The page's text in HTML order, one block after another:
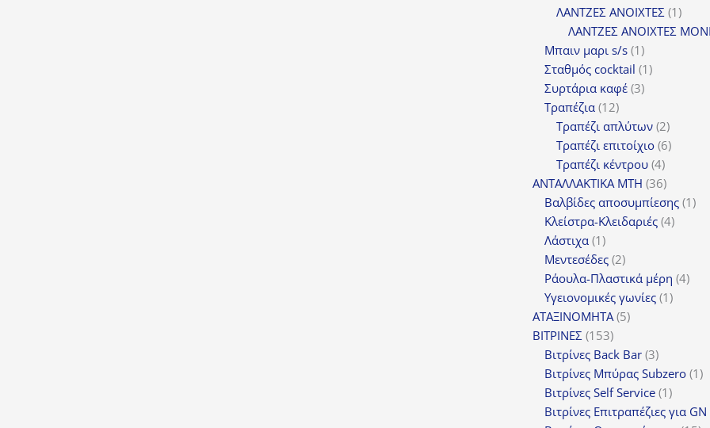
προϊόν
ΛΑΝΤΖΕΣ ΑΝΟΙΧΤΕΣ 11
ΛΑΝΤΖΕΣ ΑΝΟΙΧΤΕΣ
Μπαιν μαρι s/s 11
προϊόν
Σταθμός cocktail 11
Συρτάρια καφέ 33
Τραπέζια 1212
προϊόντα
Τραπέζι απλύτων 22
προϊόντα
Τραπέζι επιτοίχιο 66
Τραπέζι κέντρου 44
προϊόντα
ΑΝΤΑΛΛΑΚΤΙΚΑ MTH 3636
προϊόντα
Βαλβίδες αποσυμπίεσης 11
Κλείστρα-Κλειδαριές 44
Λάστιχα 11
προϊόν
Μεντεσέδες 22
προϊόντα
Ράουλα-Πλαστικά μέρη 44
Υγειονομικές γωνίες 11
ΑΤΑΞΙΝΟΜΗΤΑ 55
ΒΙΤΡΙΝΕΣ 153153
προϊόντα
Βιτρίνες Back Bar 33
προϊόντα
Βιτρίνες Mπύρας Subzero 11
Βιτρίνες Self Service 11
προϊόν
Βιτρίνες Επιτραπέζιες για GN